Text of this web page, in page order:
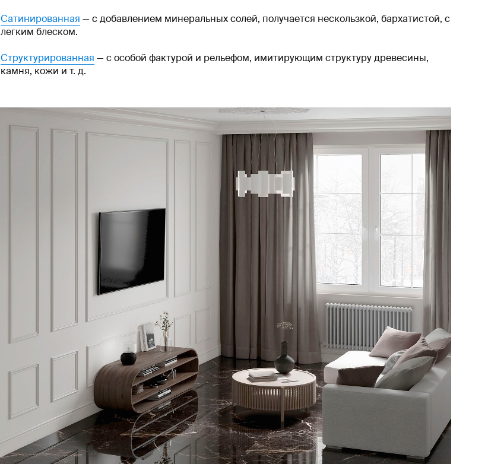
Сатинированная — с добавлением минеральных солей, получается нескользкой, бархатистой, с
легким блеском.
Структурированная — с особой фактурой и рельефом, имитирующим структуру древесины,
камня, кожи и т. д.